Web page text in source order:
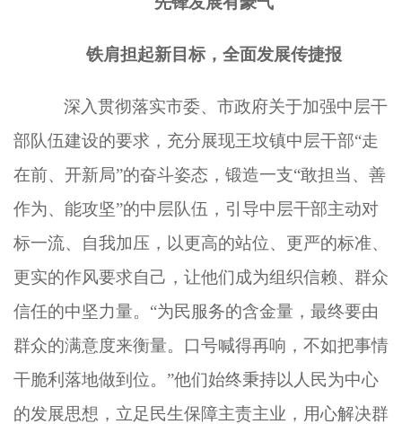
铁肩担起新目标，全面发展传捷报
深入贯彻落实市委、市政府关于加强中层干
部队伍建设的要求，充分展现王坟镇中层干部“走
在前、开新局”的奋斗姿态，锻造一支“敢担当、善
作为、能攻坚”的中层队伍，引导中层干部主动对
标一流、自我加压，以更高的站位、更严的标准、
更实的作风要求自己， 让他们成为组织信赖、群众
信任的中坚力量。 “为民服务的含金量，最终要由
群众的满意度来衡量。口号喊得再响，不如把事情
干脆利落地做到位。”他们始终秉持以人民为中心
的发展思想，立足民生保障主责主业，用心解决群